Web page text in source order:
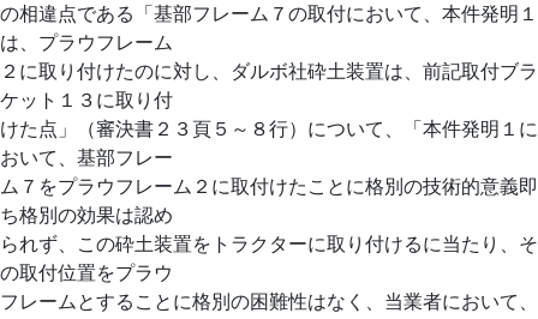
の相違点である「基部フレーム７の取付において、本件発明１
は、プラウフレーム
２に取り付けたのに対し、ダルボ社砕土装置は、前記取付ブラ
ケット１３に取り付
けた点」（審決書２３頁５～８行）について、「本件発明１に
おいて、基部フレー
ム７をプラウフレーム２に取付けたことに格別の技術的意義即
ち格別の効果は認め
られず、この砕土装置をトラクターに取り付けるに当たり、そ
の取付位置をプラウ
フレームとすることに格別の困難性はなく、当業者において、